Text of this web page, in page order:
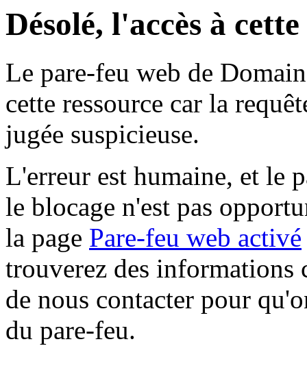
Désolé, l'accès à
Le pare-feu web de
cette ressource car la
jugée suspicieuse.
L'erreur est humaine, et le
le blocage n'est pas
la page Pare-feu web activé
trouverez des informations
de nous contacter pour
du pare-feu.